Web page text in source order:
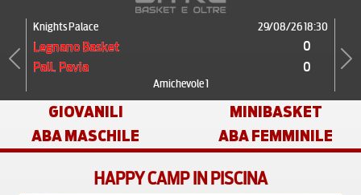
Knights Palace 29/08/26 18:30
Legnano Basket
0
Pall. Pavia
0
Amichevole 1
Previous Next
GIOVANILI
MINIBASKET
ABA MASCHILE
ABA FEMMINILE
HAPPY CAMP IN PISCINA